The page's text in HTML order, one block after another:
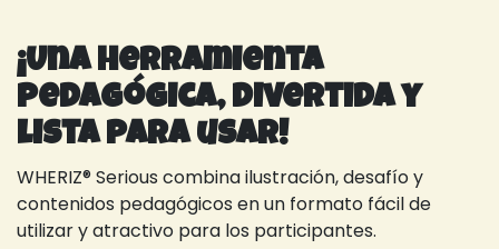
¡Una herramienta
pedagógica, divertida y
lista para usar!
WHERIZ® Serious combina ilustración, desafío y
contenidos pedagógicos en un formato fácil de
utilizar y atractivo para los participantes.